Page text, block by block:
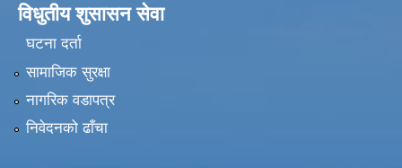
विधुतीय शुसासन सेवा
घटना दर्ता
सामाजिक सुरक्षा
नागरिक वडापत्र
निवेदनको ढाँचा